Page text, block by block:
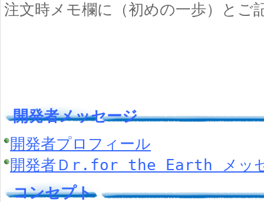
注文時メモ欄に（初めの一歩）とご
開発者メッセージ
開発者プロフィール
開発者Ｄr.for the Earth メッ
コンセプト